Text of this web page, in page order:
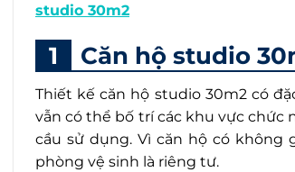
studio 30m2
Căn hộ studio
Thiết kế căn hộ studio 30m2 có
vẫn có thể bố trí các khu vực chức
cầu sử dụng. Vì căn hộ có không
phòng vệ sinh là riêng tư.